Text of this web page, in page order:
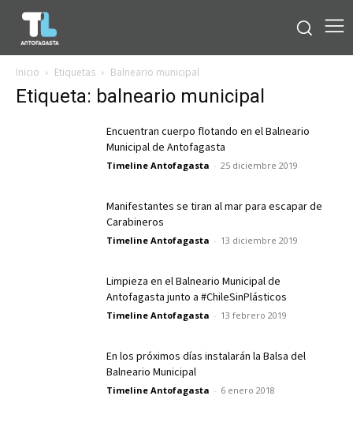
Inicio Etiquetas Balneario municipal
Etiqueta: balneario municipal
Encuentran cuerpo flotando en el Balneario
Municipal de Antofagasta
Timeline Antofagasta - 25 diciembre 2019
Manifestantes se tiran al mar para escapar de
Carabineros
Timeline Antofagasta - 13 diciembre 2019
Limpieza en el Balneario Municipal de
Antofagasta junto a #ChileSinPlásticos
Timeline Antofagasta - 13 febrero 2019
En los próximos días instalarán la Balsa del
Balneario Municipal
Timeline Antofagasta - 6 enero 2018